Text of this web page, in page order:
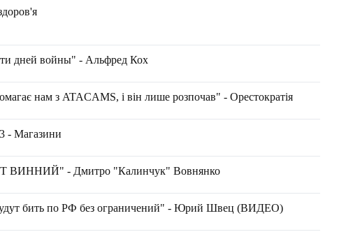
дней войны" - Альфред Кох
нам з ATACAMS, і він лише розпочав" - Орестократія
- Магазини
ВИННИЙ" - Дмитро "Калинчук" Вовнянко
бить по РФ без ограничений" - Юрий Швец (ВИДЕО)